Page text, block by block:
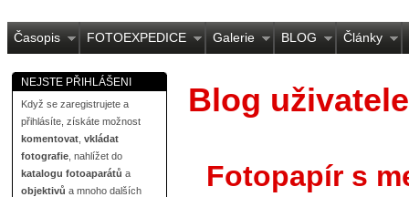
Časopis FOTOEXPEDICE Galerie BLOG Články
NEJSTE PŘIHLÁŠENI
Když se zaregistrujete a
přihlásíte, získáte možnost
komentovat vkládat
fotografie , nahlížet do
katalogu fotoaparátů a
objektivů a mnoho dalších
Blog
Fotopapír s